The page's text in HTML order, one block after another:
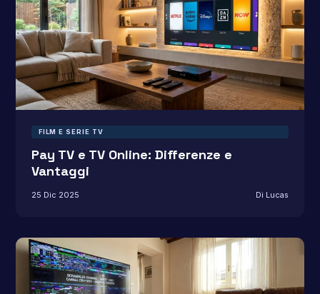
FILM E SERIE TV
Pay TV e TV Online: Differenze e
Vantaggi
25 Dic 2025 Di Lucas